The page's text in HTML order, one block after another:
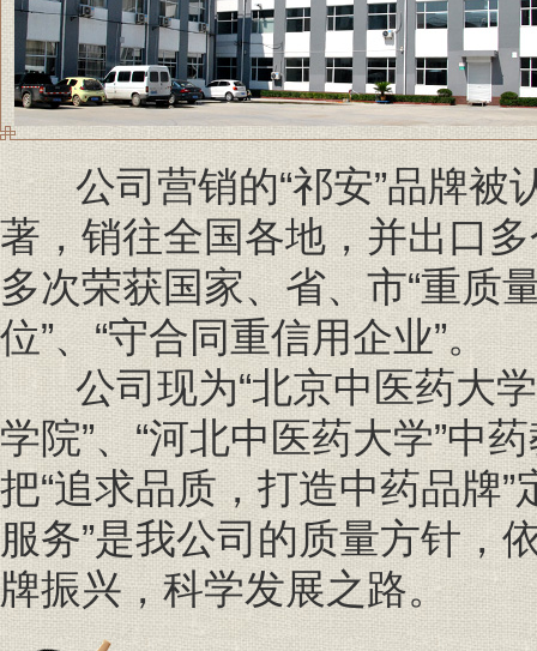
公司营销的“祁安”品牌被认
著，销往全国各地，并出口
多次荣获国家、省、市“重质
位”、“守合同重信用企业”。
公司现为“北京中医药大学
学院”、“河北中医药大学”中
把“追求品质，打造中药品牌
服务”是我公司的质量方针，
牌振兴，科学发展之路。